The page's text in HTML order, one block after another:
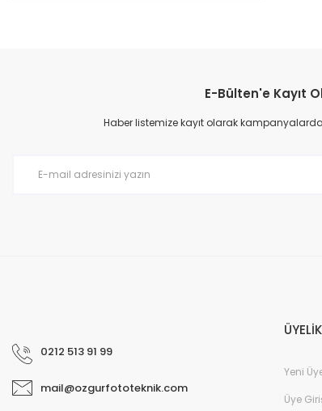
E-Bülten'e Kayıt
Haber listemize kayıt olarak
0212 513 91 99
mail@ozgurfototeknik.com
ÜYELİK
Yeni
Üye